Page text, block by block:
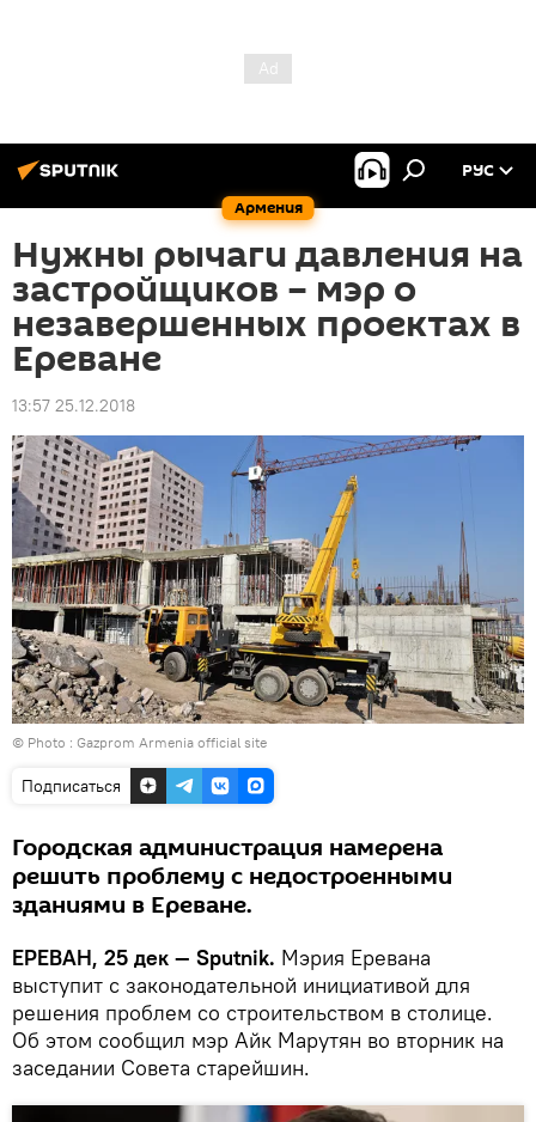
Армения
РУС
Нужны рычаги давления на
застройщиков – мэр о
незавершенных проектах в
Ереване
13:57 25.12.2018
© Photo : Gazprom Armenia official site
Подписаться
Городская администрация намерена
решить проблему с недостроенными
зданиями в Ереване.
ЕРЕВАН, 25 дек — Sputnik. Мэрия Еревана
выступит с законодательной инициативой для
решения проблем со строительством в столице.
Об этом сообщил мэр Айк Марутян во вторник на
заседании Совета старейшин.